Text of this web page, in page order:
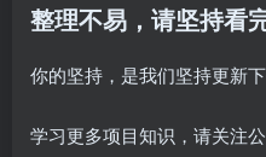
整理不易，请坚持看
你的坚持，是我们坚持更新
学习更多项目知识，请关注